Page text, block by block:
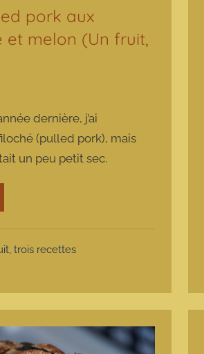
pork aux
et melon (Un fruit,
dernière, j’ai
(pulled pork), mais
un peu petit sec.
trois recettes